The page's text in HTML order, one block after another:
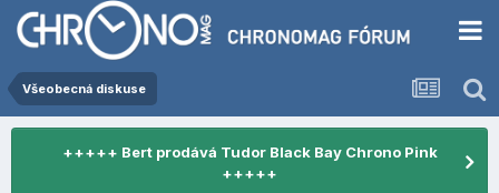
Všeobecná diskuse
+++++ Bert prodává Tudor Black Bay Chrono Pink
+++++